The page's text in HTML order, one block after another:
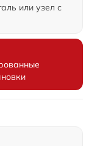
или узел с